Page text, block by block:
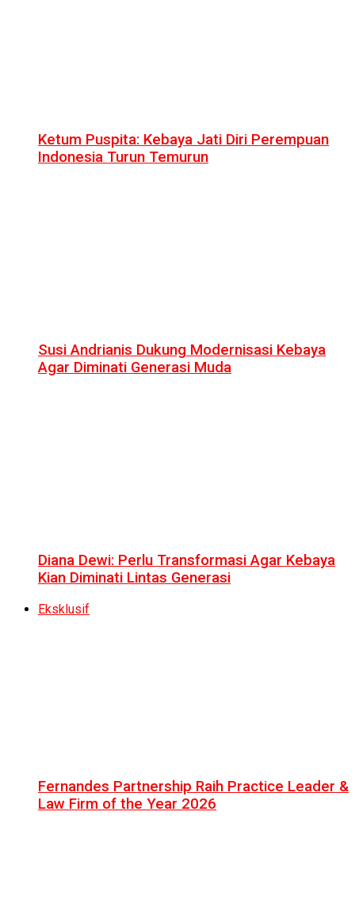
Ketum Puspita: Kebaya Jati Diri Perempuan
Indonesia Turun Temurun
Susi Andrianis Dukung Modernisasi Kebaya
Agar Diminati Generasi Muda
Diana Dewi: Perlu Transformasi Agar Kebaya
Kian Diminati Lintas Generasi
Eksklusif
Fernandes Partnership Raih Practice Leader &
Law Firm of the Year 2026